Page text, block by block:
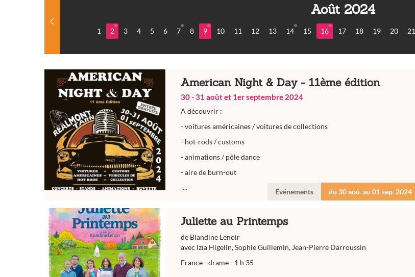
Août 2024
1 2 3 4 5 6 7 8 9 10 11 12 13 14 15 16 17 18 19 20 21
American Night & Day - 11ème édition
30 - 31 août et 1er septembre 2024
A découvrir :
- voitures américaines / voitures de collections
- hot-rods / customs
- animations / pôle dance
- aire de burn-out
-...
Événements du 30 aoû. au 01 sep. 2024
Juliette au Printemps
de Blandine Lenoir
avec Izïa Higelin, Sophie Guillemin, Jean-Pierre Darroussin
France - drame - 1 h 35